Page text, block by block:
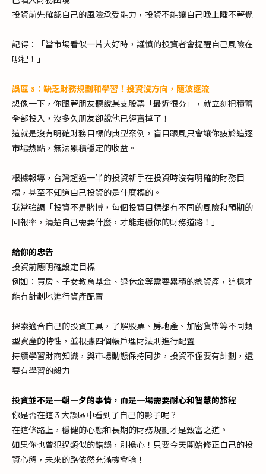
投資前先確認自己的風險承受能力，投資不能讓自己晚上睡不著覺
記得：「當市場看似一片大好時，謹慎的投資者會提醒自己風險在
哪裡！」
誤區 3：缺乏財務規劃和學習！投資沒方向，隨波逐流
想像一下，你跟著朋友聽說某支股票「最近很夯」，就立刻把積蓄
全部投入，沒多久朋友卻說他已經賣掉了！
這就是沒有明確財務目標的典型案例，盲目跟風只會讓你疲於追逐
市場熱點，無法累積穩定的收益。
根據報導，台灣超過一半的投資新手在投資時沒有明確的財務目
標，甚至不知道自己投資的是什麼標的。
我常強調「投資不是賭博，每個投資目標都有不同的風險和預期的
回報率，清楚自己需要什麼，才能走穩你的財務道路！」
給你的忠告
投資前應明確設定目標
例如：買房、子女教育基金、退休金等需要累積的總資產，這樣才
能有計劃地進行資產配置
探索適合自己的投資工具，了解股票、房地產、加密貨幣等不同類
型資產的特性，並根據四個帳戶理財法則進行配置
持續學習財商知識，與市場動態保持同步，投資不僅要有計劃，還
要有學習的毅力
投資並不是一朝一夕的事情，而是一場需要耐心和智慧的旅程
你是否在這 3 大誤區中看到了自己的影子呢？
在這條路上，穩健的心態和長期的財務規劃才是致富之道。
如果你也曾犯過類似的錯誤，別擔心！只要今天開始修正自己的投
資心態，未來的路依然充滿機會唷！